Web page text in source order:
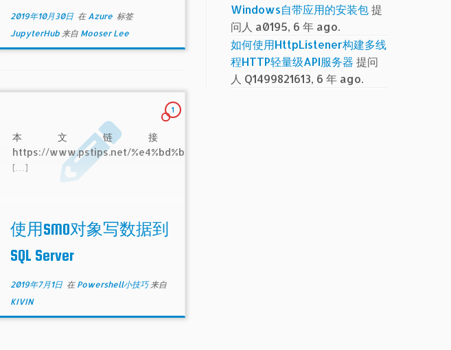
2019年10月30日在 Azure 标签
JupyterHub 来自 Mooser Lee
1
本文链接：
https://www.pstips.net/%e4%bd%bf%e
[…]
使用SMO对象写数据到
SQL Server
2019年7月1日在 Powershell小技巧来自
KIVIN
Windows自带应用的安装包提
问人 a0195, 6 年 ago.
如何使用HttpListener构建多线
程HTTP轻量级API服务器 提问
人 Q1499821613, 6 年 ago.